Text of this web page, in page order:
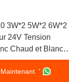
3W*2 5W*2 6W*2
24V Tension
Chaud et Blanc
'